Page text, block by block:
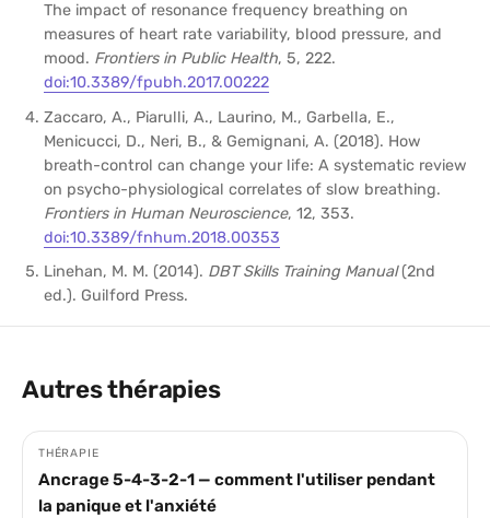
The impact of resonance frequency breathing on
measures of heart rate variability, blood pressure, and
mood. Frontiers in Public Health, 5, 222.
doi:10.3389/fpubh.2017.00222
Zaccaro, A., Piarulli, A., Laurino, M., Garbella, E.,
Menicucci, D., Neri, B., & Gemignani, A. (2018). How
breath-control can change your life: A systematic review
on psycho-physiological correlates of slow breathing.
Frontiers in Human Neuroscience, 12, 353.
doi:10.3389/fnhum.2018.00353
Linehan, M. M. (2014). DBT Skills Training Manual(2nd
ed.). Guilford Press.
Autres thérapies
THÉRAPIE
Ancrage 5-4-3-2-1 — comment l'utiliser pendant
la panique et l'anxiété